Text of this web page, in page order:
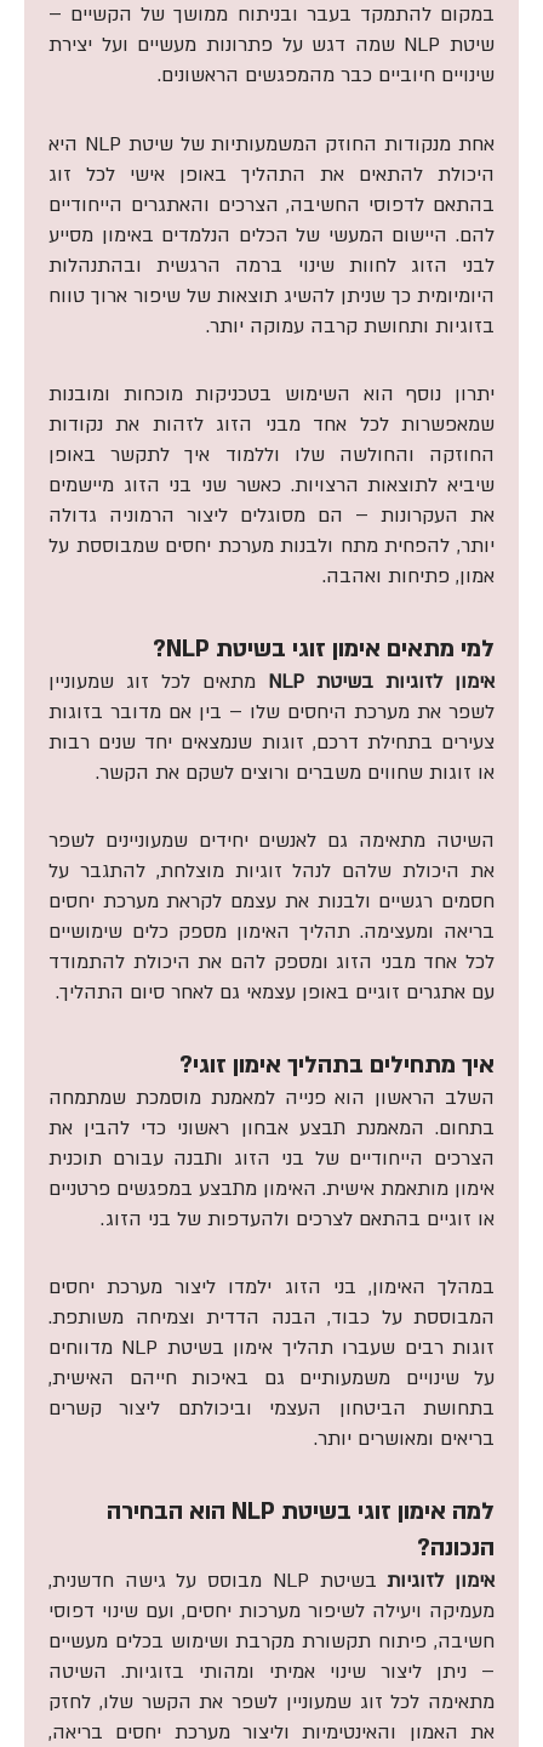
במקום להתמקד בעבר ובניתוח ממושך של הקשיים –
שיטת NLP שמה דגש על פתרונות מעשיים ועל יצירת
שינויים חיוביים כבר מהמפגשים הראשונים.
אחת מנקודות החוזק המשמעותיות של שיטת NLP היא
היכולת להתאים את התהליך באופן אישי לכל זוג
בהתאם לדפוסי החשיבה, הצרכים והאתגרים הייחודיים
להם. היישום המעשי של הכלים הנלמדים באימון מסייע
לבני הזוג לחוות שינוי ברמה הרגשית ובהתנהלות
היומיומית כך שניתן להשיג תוצאות של שיפור ארוך טווח
בזוגיות ותחושת קרבה עמוקה יותר.
יתרון נוסף הוא השימוש בטכניקות מוכחות ומובנות
שמאפשרות לכל אחד מבני הזוג לזהות את נקודות
החוזקה והחולשה שלו וללמוד איך לתקשר באופן
שיביא לתוצאות הרצויות. כאשר שני בני הזוג מיישמים
את העקרונות – הם מסוגלים ליצור הרמוניה גדולה
יותר, להפחית מתח ולבנות מערכת יחסים שמבוססת על
אמון, פתיחות ואהבה.
למי מתאים אימון זוגי בשיטת NLP?
אימון לזוגיות בשיטת
מתאים לכל זוג שמעוניין
לשפר את מערכת היחסים שלו – בין אם מדובר בזוגות
צעירים בתחילת דרכם, זוגות שנמצאים יחד שנים רבות
או זוגות שחווים משברים ורוצים לשקם את הקשר.
השיטה מתאימה גם לאנשים יחידים שמעוניינים לשפר
את היכולת שלהם לנהל זוגיות מוצלחת, להתגבר על
חסמים רגשיים ולבנות את עצמם לקראת מערכת יחסים
בריאה ומעצימה. תהליך האימון מספק כלים שימושיים
לכל אחד מבני הזוג ומספק להם את היכולת להתמודד
עם אתגרים זוגיים באופן עצמאי גם לאחר סיום התהליך.
איך מתחילים בתהליך אימון זוגי?
השלב הראשון הוא פנייה למאמנת מוסמכת שמתמחה
בתחום. המאמנת תבצע אבחון ראשוני כדי להבין את
הצרכים הייחודיים של בני הזוג ותבנה עבורם תוכנית
אימון מותאמת אישית. האימון מתבצע במפגשים פרטניים
או זוגיים בהתאם לצרכים ולהעדפות של בני הזוג.
במהלך האימון, בני הזוג ילמדו ליצור מערכת יחסים
המבוססת על כבוד, הבנה הדדית וצמיחה משותפת.
זוגות רבים שעברו תהליך אימון בשיטת NLP מדווחים
על שינויים משמעותיים גם באיכות חייהם האישית,
בתחושת הביטחון העצמי וביכולתם ליצור קשרים
בריאים ומאושרים יותר.
למה אימון זוגי בשיטת NLP הוא הבחירה
הנכונה?
אימון לזוגיות
בשיטת NLP מבוסס על גישה חדשנית,
מעמיקה ויעילה לשיפור מערכות יחסים, ועם שינוי דפוסי
חשיבה, פיתוח תקשורת מקרבת ושימוש בכלים מעשיים
– ניתן ליצור שינוי אמיתי ומהותי בזוגיות. השיטה
מתאימה לכל זוג שמעוניין לשפר את הקשר שלו, לחזק
את האמון והאינטימיות וליצור מערכת יחסים בריאה,